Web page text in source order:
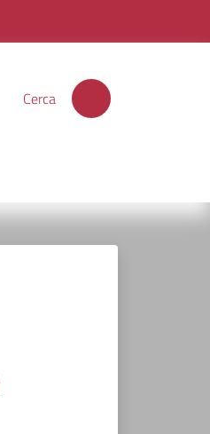
Cerca